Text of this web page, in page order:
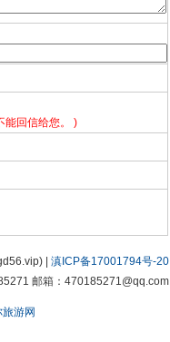
能回信给您。 )
| 滇ICP备17001794号-20
邮箱：470185271@qq.com
游网